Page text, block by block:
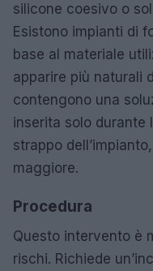
silicone coesivo o
Esistono impianti di
base al materiale
apparire più naturali
contengono una
inserita solo durante
strappo
maggiore.
Procedura
Questo intervento è
rischi. Richiede